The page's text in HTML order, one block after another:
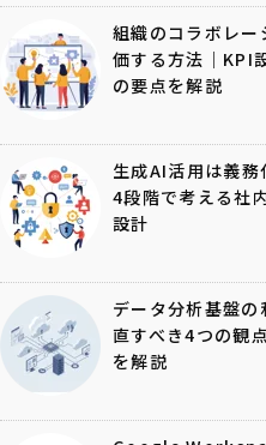
組織のコラボレー
価する方法｜KPI
の要点を解説
生成AI活用は義務
4段階で考える社
設計
データ分析基盤の
直すべき4つの観
を解説